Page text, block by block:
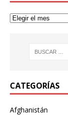
CATEGORÍAS
Afghanistán